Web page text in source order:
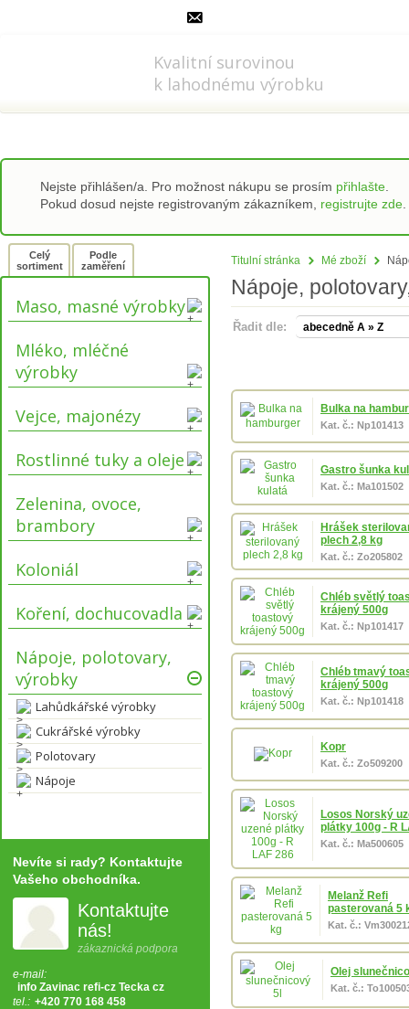
Kvalitní surovinou
k lahodnému výrobku
Nejste přihlášen/a. Pro možnost nákupu se prosím přihlašte
Pokud dosud nejste registrovaným zákazníkem, registrujte zde
Titulní stránka Mé zboží
Nápoje,
Řadit dle:
Bulka na
Kat. č.: Np101413
Gastro šunka
Kat. č.: Ma101502
Hrášek
plech 2,8 kg
Kat. č.: Zo205802
Chléb světlý
krájený 500g
Kat. č.: Np101417
Chléb tmavý
krájený 500g
Kat. č.: Np101418
Kopr
Kat. č.: Zo509200
Losos Norský
plátky 100g - R
Kat. č.: Ma500605
Melanž Refi
pasterovaná 5
Kat. č.:
Olej
Kat. č.:
Celý
sortiment
Podle
zaměření
Maso, masné výrobky
Mléko, mléčné
výrobky
Vejce, majonézy
Rostlinné tuky a oleje
Zelenina, ovoce,
brambory
Koloniál
Koření, dochucovadla
Nápoje, polotovary,
výrobky
Lahůdkářské výrobky
Cukrářské výrobky
Polotovary
Nápoje
Nevíte si rady? Kontaktujte
Vašeho obchodníka.
Kontaktujte
nás!
zákaznická podpora
e-mail:
info Zavinac refi-cz Tecka cz
tel.: +420 770 168 458